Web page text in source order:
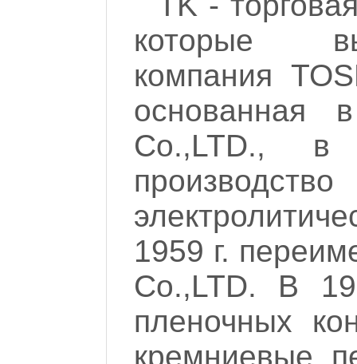
которые
компания
основанная
Co.,LTD.,
1959 г.
Co.,LTD. В
пленочных
кремниевые